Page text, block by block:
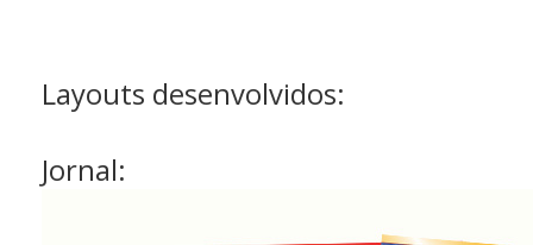
Layouts desenvolvidos:
Jornal: